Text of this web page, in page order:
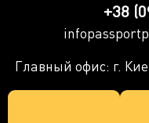
+38
Главный офис: г.